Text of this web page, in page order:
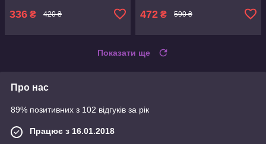
336 ₴ 420 ₴ 472 ₴ 590 ₴
Показати ще
Про нас
89% позитивних з 102 відгуків за рік
Працює з 16.01.2018